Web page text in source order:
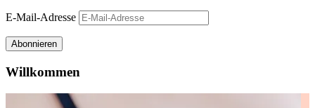
E-Mail-Adresse
Abonnieren
Willkommen